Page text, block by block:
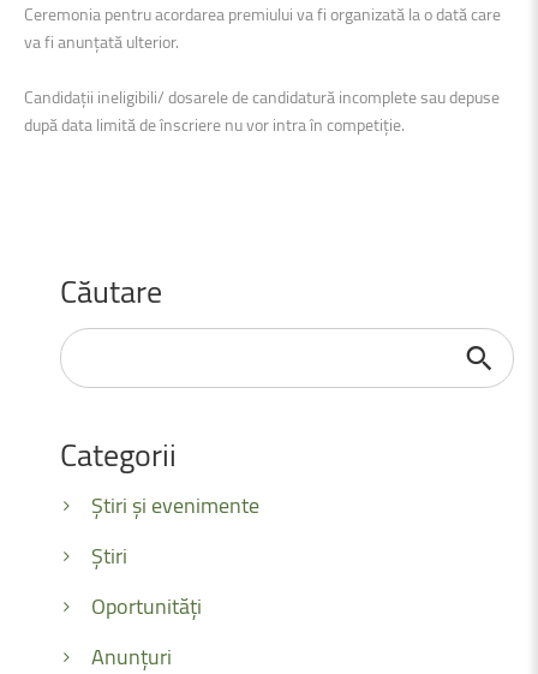
Ceremonia pentru acordarea premiului va fi organizată la o dată care
va fi anunțată ulterior.
Candidații ineligibili/ dosarele de candidatură incomplete sau depuse
după data limită de înscriere nu vor intra în competiție.
Căutare
Căutare
...
Categorii
Știri și evenimente
Știri
Oportunități
Anunțuri